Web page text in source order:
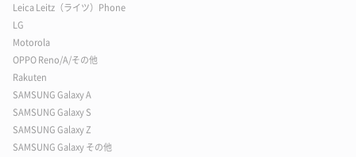
Leica Leitz（ライツ）Phone
LG
Motorola
OPPO Reno/A/その他
Rakuten
SAMSUNG Galaxy A
SAMSUNG Galaxy S
SAMSUNG Galaxy Z
SAMSUNG Galaxy その他